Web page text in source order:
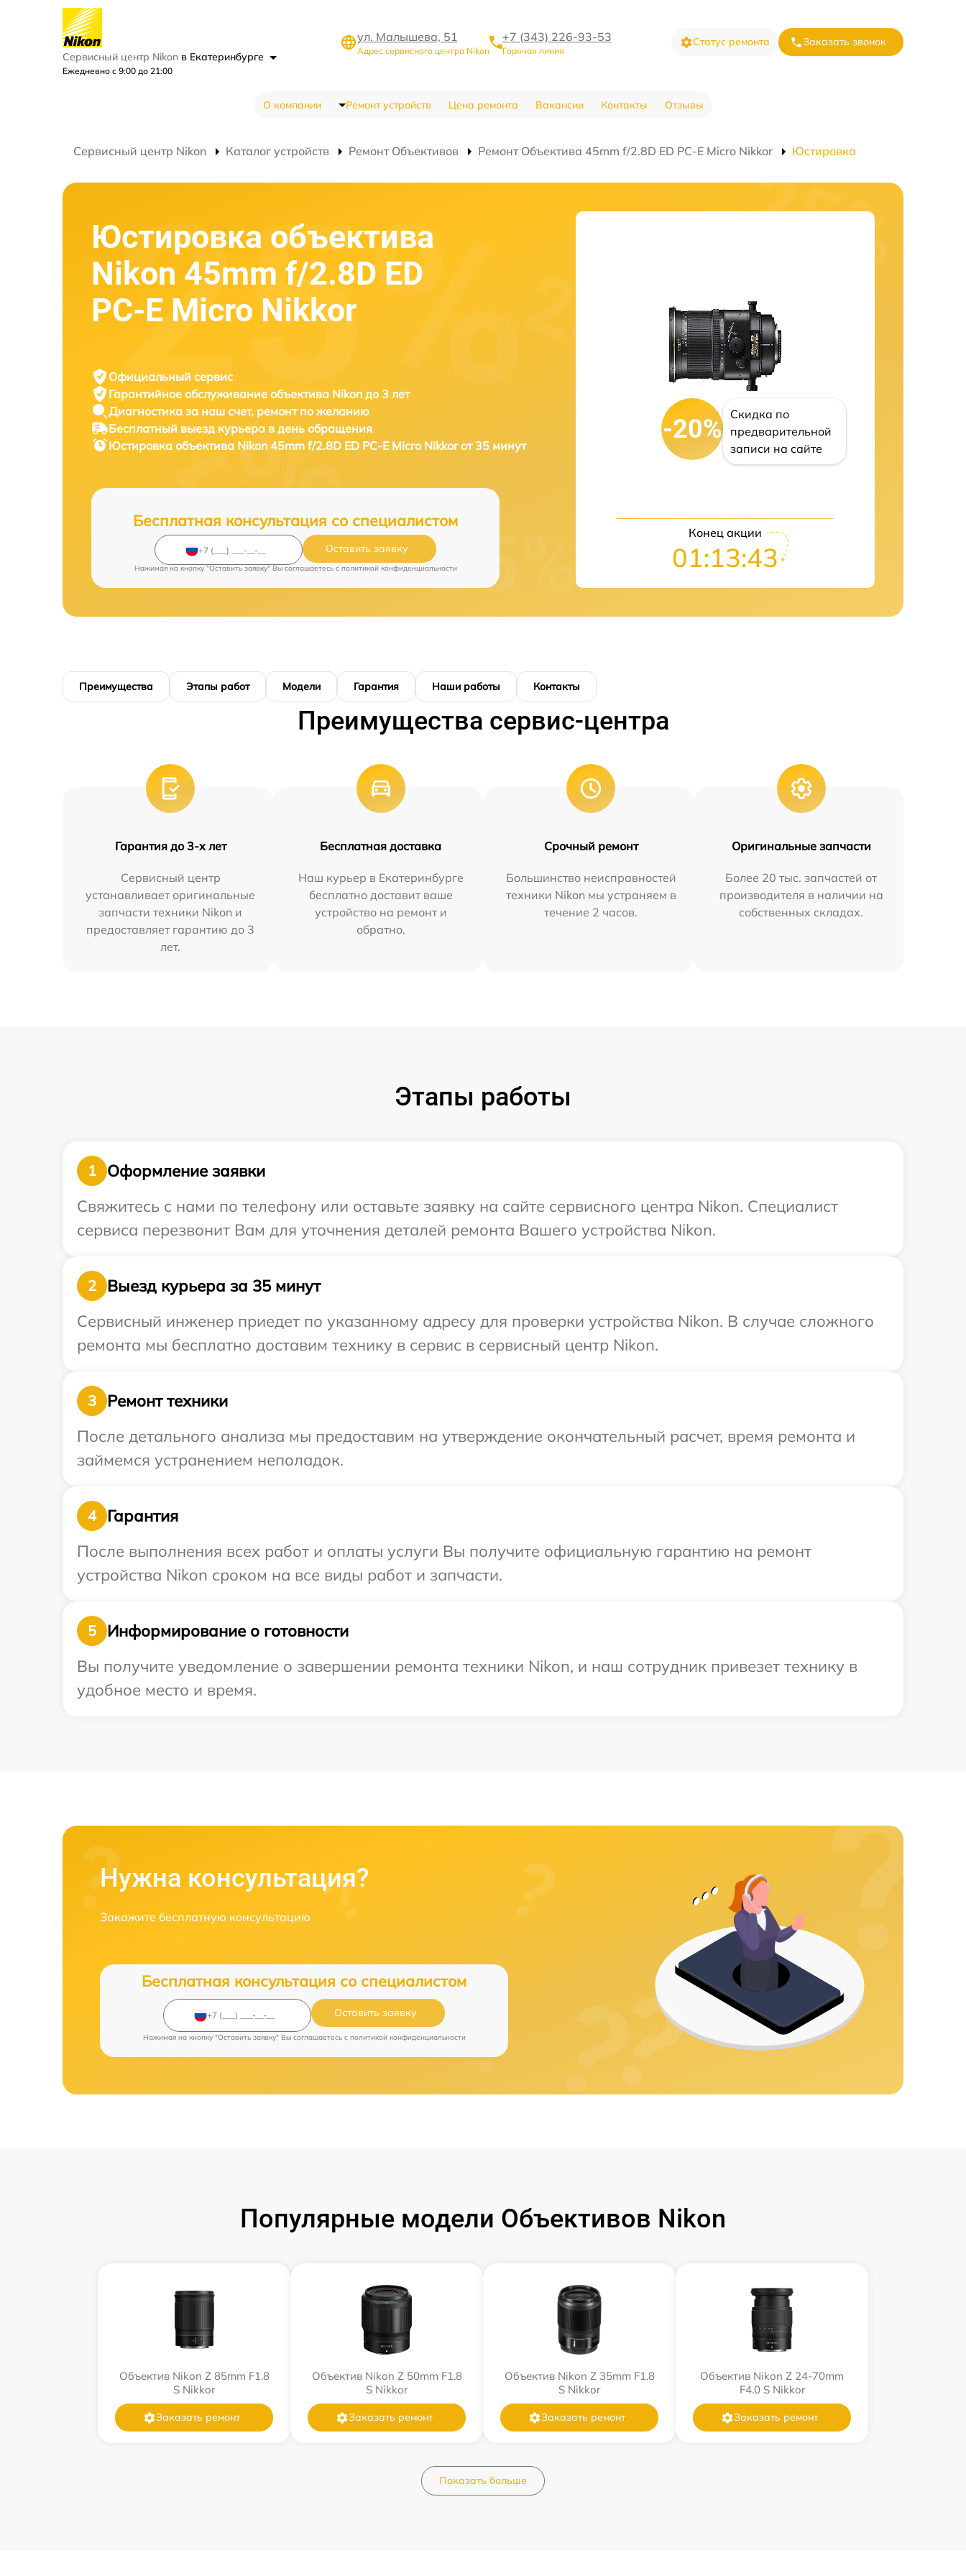
Сервисный центр Nikon в Екатеринбурге
Ежедневно с 9:00 до 21:00
ул. Малышева, 51
Адрес сервисного центра Nikon
+7 (343) 226-93-53
Горячая линия
Статус ремонта Заказать звонок
О компании Ремонт устройств Цена ремонта Вакансии Контакты Отзывы
Сервисный центр Nikon Каталог устройств Ремонт Объективов Ремонт Объектива 45mm f/2.8D ED PC-E Micro Nikkor Юстировка
Юстировка объектива
Nikon 45mm f/2.8D ED
PC-E Micro Nikkor
Официальный сервис
Гарантийное обслуживание объектива Nikon до 3 лет
Диагностика за наш счет, ремонт по желанию
Бесплатный выезд курьера в день обращения
Юстировка объектива Nikon 45mm f/2.8D ED PC-E Micro Nikkor от 35 минут
Бесплатная консультация со специалистом
Оставить заявку
Нажимая на кнопку "Оставить заявку" Вы соглашаетесь c политикой конфиденциальности
-20%
Скидка по
предварительной
записи на сайте
Конец акции
01:13:42
Преимущества Этапы работ Модели Гарантия Наши работы Контакты
Преимущества сервис-центра
Гарантия до 3-х лет
Сервисный центр
устанавливает оригинальные
запчасти техники Nikon и
предоставляет гарантию до 3
лет.
Бесплатная доставка
Наш курьер в Екатеринбурге
бесплатно доставит ваше
устройство на ремонт и
обратно.
Срочный ремонт
Большинство неисправностей
техники Nikon мы устраняем в
течение 2 часов.
Оригинальные запчасти
Более 20 тыс. запчастей от
производителя в наличии на
собственных складах.
Этапы работы
1
Оформление заявки
Свяжитесь с нами по телефону или оставьте заявку на сайте сервисного центра Nikon. Специалист
сервиса перезвонит Вам для уточнения деталей ремонта Вашего устройства Nikon.
2
Выезд курьера за 35 минут
Сервисный инженер приедет по указанному адресу для проверки устройства Nikon. В случае сложного
ремонта мы бесплатно доставим технику в сервис в сервисный центр Nikon.
3
Ремонт техники
После детального анализа мы предоставим на утверждение окончательный расчет, время ремонта и
займемся устранением неполадок.
4
Гарантия
После выполнения всех работ и оплаты услуги Вы получите официальную гарантию на ремонт
устройства Nikon сроком на все виды работ и запчасти.
5
Информирование о готовности
Вы получите уведомление о завершении ремонта техники Nikon, и наш сотрудник привезет технику в
удобное место и время.
Нужна консультация?
Закажите бесплатную консультацию
Бесплатная консультация со специалистом
Оставить заявку
Нажимая на кнопку "Оставить заявку" Вы соглашаетесь c политикой конфиденциальности
Популярные модели Объективов Nikon
Объектив Nikon Z 85mm F1.8
S Nikkor
Заказать ремонт
Объектив Nikon Z 50mm F1.8
S Nikkor
Заказать ремонт
Объектив Nikon Z 35mm F1.8
S Nikkor
Заказать ремонт
Объектив Nikon Z 24-70mm
F4.0 S Nikkor
Заказать ремонт
Показать больше